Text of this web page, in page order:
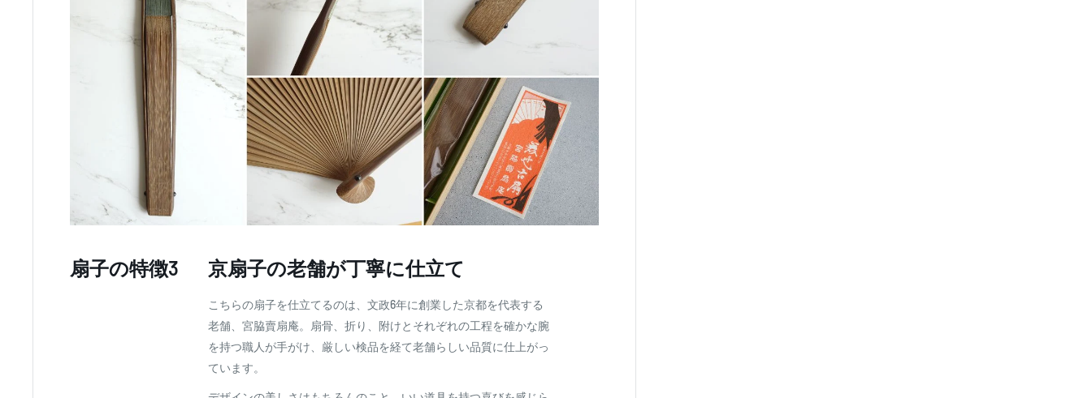
扇子の特徴3 京扇子の老舗が丁寧に仕立て
こちらの扇子を仕立てるのは、文政6年に創業した京都を代表する
老舗、宮脇賣扇庵。扇骨、折り、附けとそれぞれの工程を確かな腕
を持つ職人が手がけ、厳しい検品を経て老舗らしい品質に仕上がっ
ています。